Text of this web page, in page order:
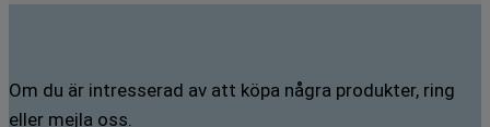
Om du är intresserad av att köpa några produkter, ring
eller mejla oss.